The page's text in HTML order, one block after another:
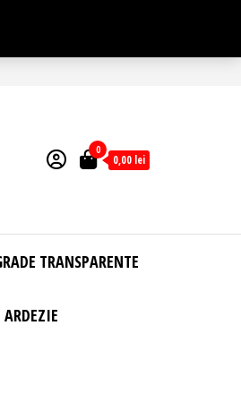
0
0,00 lei
TRANSPARENTE